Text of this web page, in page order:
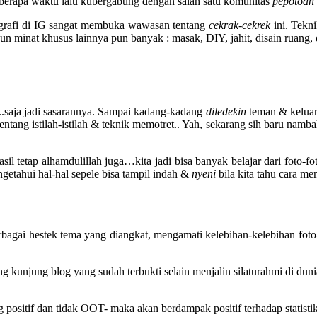
di IG sangat membuka wawasan tentang cekrak-cekrekini.
minat khusus lainnya pun banyak : masak, DIY, jahit, disain ruang,
jadi sasarannya. Sampai kadang-kadang diledekinteman &
istilah-istilah & teknik memotret.. Yah, sekarang sih baru
tetap alhamdulillah juga…kita jadi bisa banyak belajar dari foto-
hal-hal sepele bisa tampil indah & nyeni bila kita tahu cara
hestek tema yang diangkat, mengamati kelebihan-kelebihan
kunjung blog yang sudah terbukti selain menjalin silaturahmi di
positif dan tidak OOT- maka akan berdampak positif terhadap